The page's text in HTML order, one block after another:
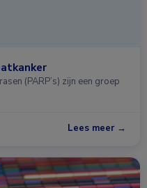
(PARP’s) zijn een groep
Lees meer →